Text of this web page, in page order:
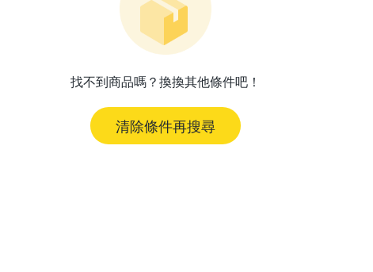
找不到商品嗎？換換其他條件吧！
清除條件再搜尋